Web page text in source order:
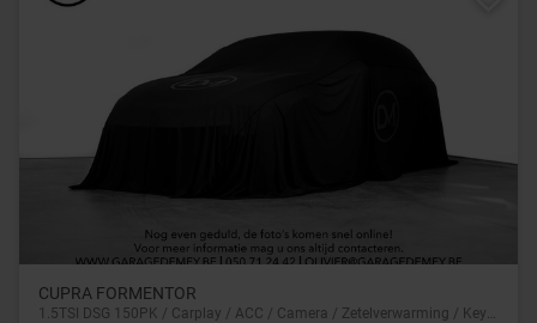
CUPRA FORMENTOR
1.5TSI DSG 150PK / Carplay / ACC / Camera / Zetelverwarming / Keyless